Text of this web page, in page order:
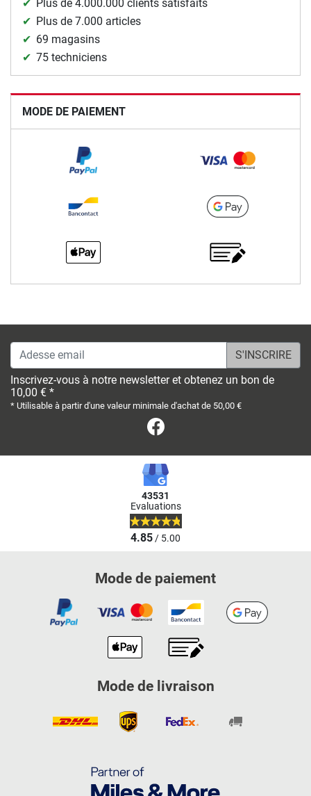
Plus de 4.000.000 clients satisfaits
Plus de 7.000 articles
69 magasins
75 techniciens
MODE DE PAIEMENT
Adesse email
Inscrivez-vous à notre newsletter et obtenez un bon de
10,00 € *
* Utilisable à partir d'une valeur minimale d'achat de 50,00 €
43531
Evaluations
4.85/ 5.00
Mode de paiement
Mode de livraison